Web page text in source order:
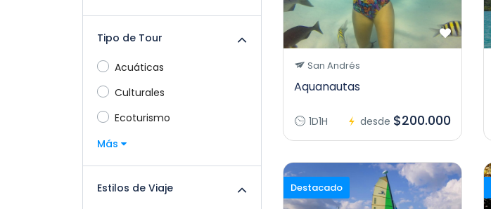
Tipo de Tour
Acuáticas
Culturales
Ecoturismo
Más
Estilos de Viaje
San Andrés
Aquanautas
1D1H desde $200.000
Destacado